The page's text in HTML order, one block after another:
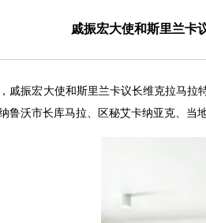
戚振宏大使和斯里兰卡
戚振宏大使和斯里兰卡议长维克拉马
鲁沃市长库马拉、区秘艾卡纳亚克、当